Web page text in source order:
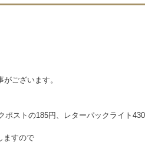
ございます。
ストの185円、レターパックライト
ますので